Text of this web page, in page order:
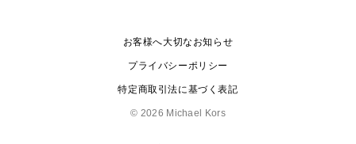
▶ ウェア
お客様へ大切なお知らせ
プライバシーポリシー
特定商取引法に基づく表記
© 2026 Michael Kors